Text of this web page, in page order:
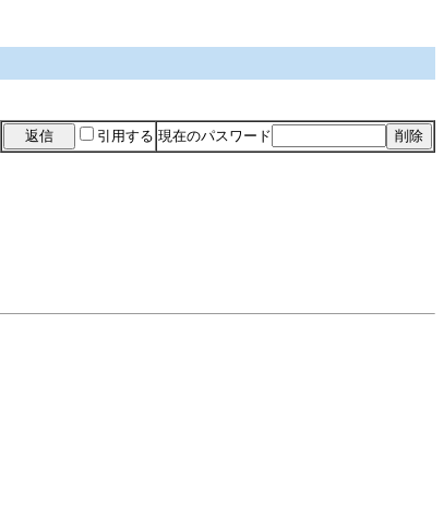
引用する 現在のパスワード